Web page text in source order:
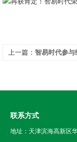
上一篇： 智易时代参与
联系方式
地址：天津滨海高新区